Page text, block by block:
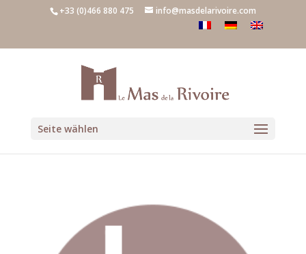
+33 (0)466 880 475 info@masdelarivoire.com
Seite wählen